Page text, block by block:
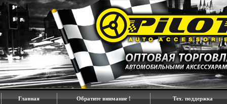
Главная Обратите внимание ! Тех. поддержка